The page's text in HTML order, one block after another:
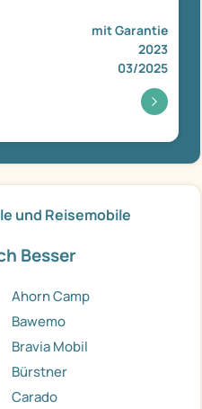
mit Garantie
2023
03/2025
und Reisemobile
Besser
Ahorn Camp
Bawemo
Bravia Mobil
Bürstner
Carado